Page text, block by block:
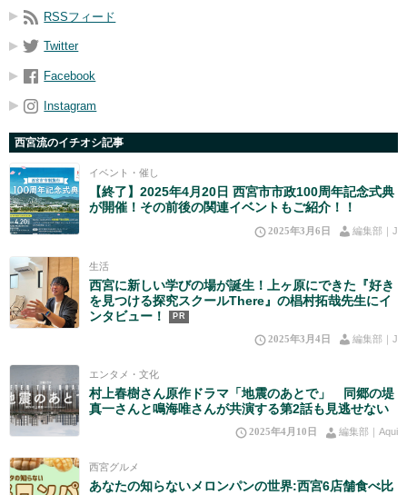
RSSフィード
Twitter
Facebook
Instagram
西宮流のイチオシ記事
イベント・催し
【終了】2025年4月20日 西宮市市政100周年記念式典
が開催！その前後の関連イベントもご紹介！！
2025年3月6日 編集部｜J
生活
西宮に新しい学びの場が誕生！上ヶ原にできた『好き
を見つける探究スクールThere』の椙村拓哉先生にイ
ンタビュー！
PR
2025年3月4日 編集部｜J
エンタメ・文化
村上春樹さん原作ドラマ「地震のあとで」 同郷の堤
真一さんと鳴海唯さんが共演する第2話も見逃せない
2025年4月10日 編集部｜Aqui
西宮グルメ
あなたの知らないメロンパンの世界:西宮6店舗食べ比